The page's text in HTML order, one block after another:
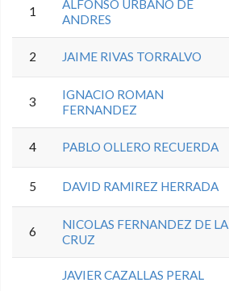
1
ALFONSO URBANO DE
ANDRES
2 JAIME RIVAS TORRALVO
3
IGNACIO ROMAN
FERNANDEZ
4 PABLO OLLERO RECUERDA
5 DAVID RAMIREZ HERRADA
6
NICOLAS FERNANDEZ DE LA
CRUZ
JAVIER CAZALLAS PERAL